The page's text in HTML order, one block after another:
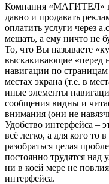
Компания «МАГИТЕЛ»
давно и продавать
оплатить услуги через
мешать, а ему ничто не
То, что Вы называете
выскакивающие «перед
навигации по
местах экрана (т.е. в
иные элементы
сообщения видны и
внимания (они не
Удобство интерфейса –
всё легко, а для кого то
разобраться целая
постоянно трудятся
ни в коей мере не
интерфейса.